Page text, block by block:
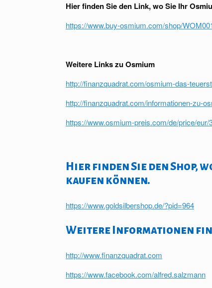
Hier finden Sie den Link, wo Sie Ihr
https://www.buy-osmium.com/shop/
Weitere Links zu Osmium
http://finanzquadrat.com/osmium-das-
http://finanzquadrat.com/informationen-zu-
https://www.osmium-preis.com/de/price/eur/
Hier finden Sie den Shop,
kaufen können.
https://www.goldsilbershop.de/?pid=964
Weitere Informationen
http://www.finanzquadrat.com
https://www.facebook.com/alfred.salzmann